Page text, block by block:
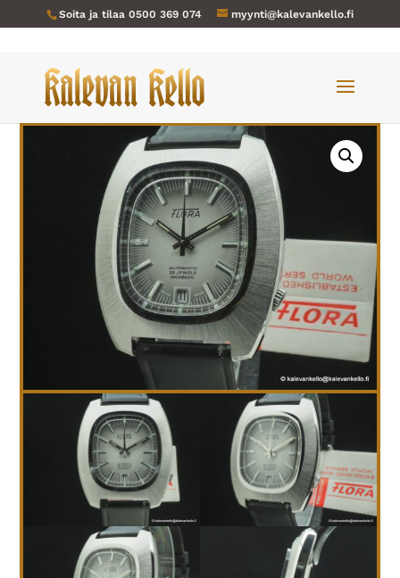
Soita ja tilaa 0500 369 074 myynti@kalevankello.fi
Verkkokauppa/Miesten kellot